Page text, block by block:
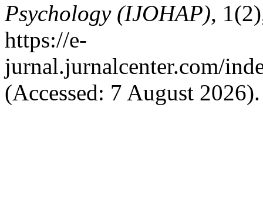
Psychology (IJOHAP),
https://e-
jurnal.jurnalcenter.com/
(Accessed: 7 August 2026).